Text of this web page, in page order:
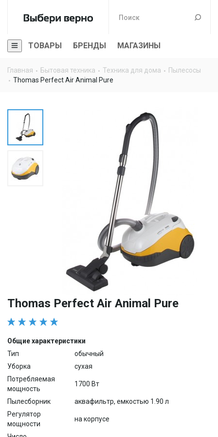
ТОВАРЫ БРЕНДЫ МАГАЗИНЫ
Главная Бытовая техника Техника для дома
Пылесосы
Thomas Perfect Air Animal Pure
Thomas Perfect Air Animal Pure
Общие характеристики
Тип
обычный
Уборка
сухая
Потребляемая
мощность
1700 Вт
Пылесборник
аквафильтр, емкостью 1.90 л
Регулятор
мощности
на корпусе